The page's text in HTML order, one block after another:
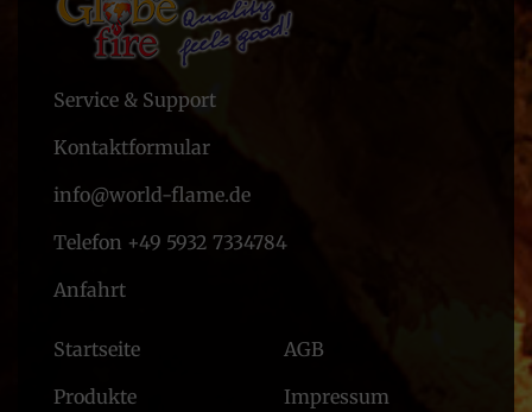
Service & Support
Kontaktformular
info@world-flame.de
Telefon +49 5932 7334784
Anfahrt
Startseite
Produkte
AGB
Impressum